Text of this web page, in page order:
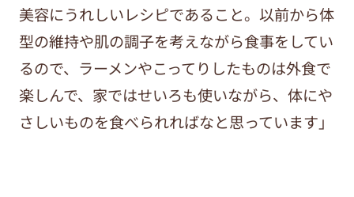
美容にうれしいレシピであること。以前から体
型の維持や肌の調子を考えながら食事をしてい
るので、ラーメンやこってりしたものは外食で
楽しんで、家ではせいろも使いながら、体にや
さしいものを食べられればなと思っています」